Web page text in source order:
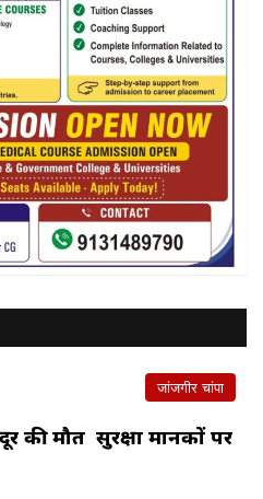
जांजगीर चांपा
की मौत सुरक्षा मानकों पर